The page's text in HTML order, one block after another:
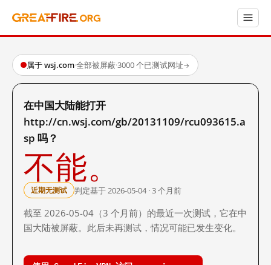
属于 wsj.com·全部被屏蔽·3000 个已测试网址→
在中国大陆能打开
http://cn.wsj.com/gb/20131109/rcu093615.a
sp 吗？
不能。
近期无测试 判定基于 2026-05-04 · 3 个月前
截至 2026-05-04（3 个月前）的最近一次测试，它在中
国大陆被屏蔽。此后未再测试，情况可能已发生变化。